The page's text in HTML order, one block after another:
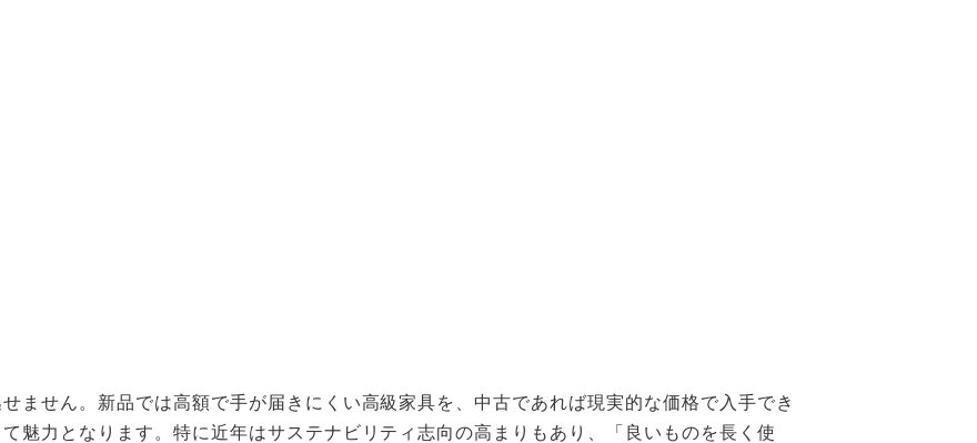
ません。新品では高額で手が届きにくい高級家具を、中古であれば現実的な価格で入手でき
魅力となります。特に近年はサステナビリティ志向の高まりもあり、「良いものを長く使